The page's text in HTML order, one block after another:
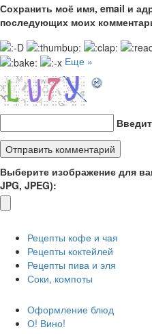
Сохранить моё имя, email и
последующих моих
Еще »
Выберите изображение для
JPG, JPEG):
Рецепты кофе и чая
Рецепты коктейлей
Рецепты пива и эля
Соки, компоты
Оформление блюд
О! Вино!